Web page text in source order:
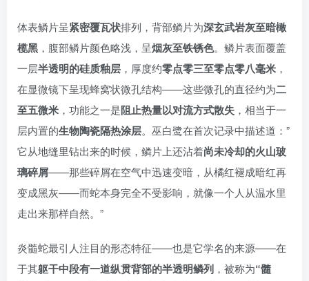
体表鳞片呈紧密覆瓦状排列，背部鳞片为深玄武岩灰至暗橄
榄黑 ，腹部鳞片颜色略浅，呈烟灰至铁锈色。鳞片表面覆盖
一层半透明的硅质釉层 ，厚度约零点零三至零点零八毫米 ，
在显微镜下呈现蜂窝状微孔结构——这些微孔的直径约为二
至五微米 ，功能之一是阻止热量以对流方式散失 ，相当于一
层内置的生物陶瓷隔热涂层。巫白鹭在首次记录中描述道：”
它从地缝里钻出来的时候，鳞片上还沾着尚未冷却的火山玻
璃碎屑——那些碎屑在空气中迅速变暗，从橘红褪成暗红再
变成黑灰——而蛇本身完全不受影响，就像一个人从温水里
走出来那样自然。”
炎髓蛇最引人注目的形态特征——也是它学名的来源——在
于其躯干中段有一道纵贯背部的半透明鳞列 ，被称为“髓